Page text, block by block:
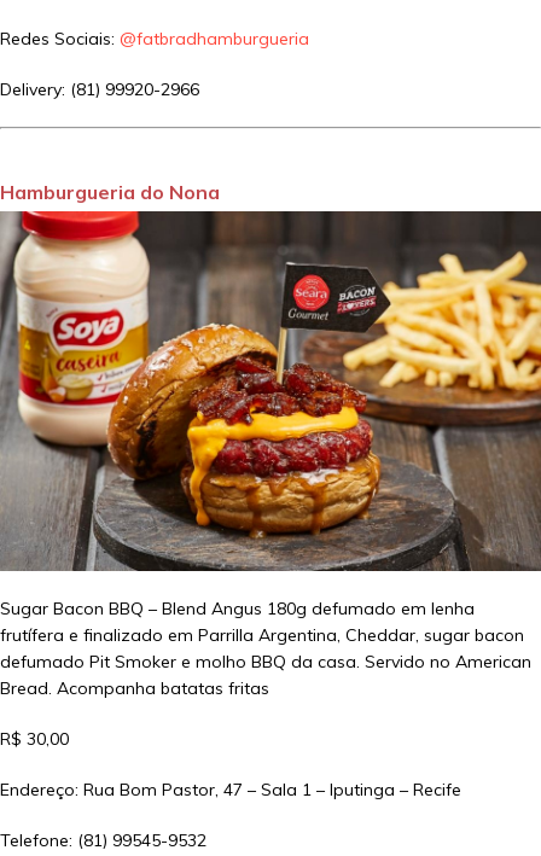
Redes Sociais: @fatbradhamburgueria
Delivery: (81) 99920-2966
Hamburgueria do Nona
Sugar Bacon BBQ – Blend Angus 180g defumado em lenha
frutífera e finalizado em Parrilla Argentina, Cheddar, sugar bacon
defumado Pit Smoker e molho BBQ da casa. Servido no American
Bread. Acompanha batatas fritas
R$ 30,00
Endereço: Rua Bom Pastor, 47 – Sala 1 – Iputinga – Recife
Telefone: (81) 99545-9532